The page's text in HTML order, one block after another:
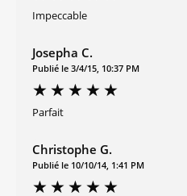
Impeccable
Josepha C.
Publié le 3/4/15, 10:37 PM
Parfait
Christophe G.
Publié le 10/10/14, 1:41 PM